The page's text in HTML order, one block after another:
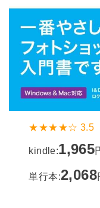
★★★★☆ 3.5
kindle:1,965
単行本:2,068